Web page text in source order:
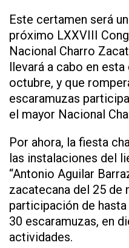
Este certamen será
próximo LXXVIII
Nacional Charro
llevará a cabo en
octubre, y que
escaramuzas
el mayor Nacional
Por ahora, la fiesta
las instalaciones del
“Antonio Aguilar
zacatecana del 25 de
participación de
30 escaramuzas, en
actividades.